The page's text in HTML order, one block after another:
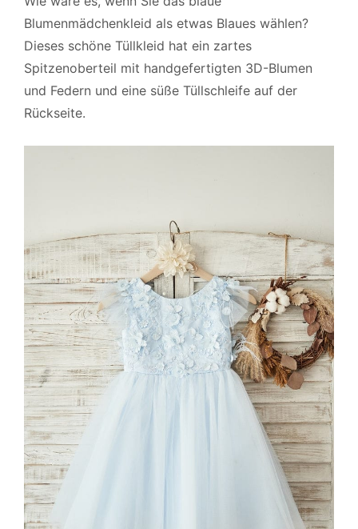
Blumenmädchenkleid als etwas Blaues wählen?
Dieses schöne Tüllkleid hat ein zartes
Spitzenoberteil mit handgefertigten 3D-Blumen
und Federn und eine süße Tüllschleife auf der
Rückseite.